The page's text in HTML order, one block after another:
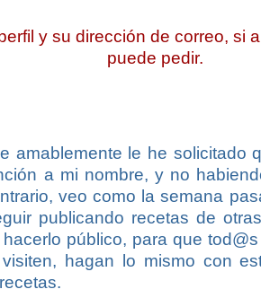
y su dirección de correo, si
puede pedir.
amablemente le he solicitado
a mi nombre, y no
veo como la semana
publicando recetas de
público, para que
hagan lo mismo con